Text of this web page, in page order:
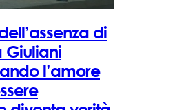
di
Giuliani
l’amore